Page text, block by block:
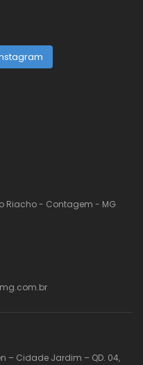
Riacho - Contagem - MG
– Cidade Jardim – QD. 04,